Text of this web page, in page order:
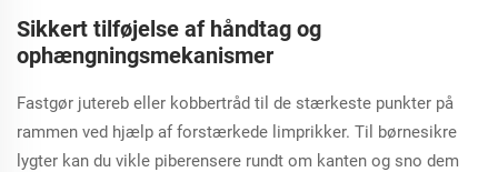
Sikkert tilføjelse af håndtag og
ophængningsmekanismer
Fastgør jutereb eller kobbertråd til de stærkeste punkter på
rammen ved hjælp af forstærkede limprikker. Til børnesikre
lygter kan du vikle piberensere rundt om kanten og sno dem